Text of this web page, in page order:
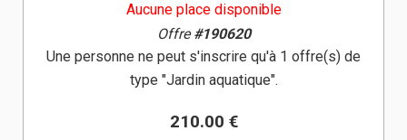
Aucune place disponible
Offre#190620
Une personne ne peut s'inscrire qu'à 1 offre(s) de
type "Jardin aquatique".
210.00 €